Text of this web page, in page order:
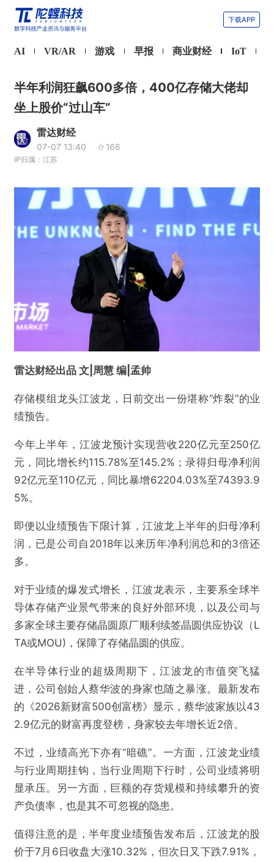
下载APP
AI VR/AR 游戏 早报 商业财经 IoT
半年利润狂飙600多倍，400亿存储大佬却
坐上股价“过山车”
雷达财经
07-07 13:40 166
IP归属：江苏
雷达财经出品 文|周慧 编|孟帅
存储模组龙头江波龙，日前交出一份堪称“炸裂”的业
绩预告。
今年上半年，江波龙预计实现营收220亿元至250亿
元，同比增长约115.78%至145.2%；录得归母净利润
92亿元至110亿元，同比暴增62204.03%至74393.9
5%。
即便以业绩预告下限计算，江波龙上半年的归母净利
润，已是公司自2018年以来历年净利润总和的3倍还
多。
对于业绩的爆发式增长，江波龙表示，主要系全球半
导体存储产业景气带来的良好外部环境，以及公司与
多家全球主要存储晶圆原厂顺利续签晶圆供应协议（L
TA或MOU)，保障了存储晶圆的供应。
在半导体行业的超级周期下，江波龙的市值突飞猛
进，公司创始人蔡华波的身家也随之暴涨。最新发布
的《2026新财富500创富榜》显示，蔡华波家族以43
2.9亿元的财富再度登榜，身家较去年增长近2倍。
不过，业绩高光下亦有“暗礁”。一方面，江波龙业绩
与行业周期挂钩，当行业周期下行时，公司业绩将明
显承压。另一方面，巨额的存货规模和持续攀升的资
产负债率，也是其不可忽视的隐患。
值得注意的是，半年度业绩预告发布后，江波龙的股
价于7月6日收盘大涨10.32%，但次日又下跌7.91%，